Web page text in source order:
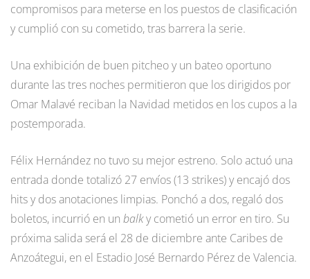
compromisos para meterse en los puestos de clasificación
y cumplió con su cometido, tras barrera la serie.
Una exhibición de buen pitcheo y un bateo oportuno
durante las tres noches permitieron que los dirigidos por
Omar Malavé reciban la Navidad metidos en los cupos a la
postemporada.
Félix Hernández no tuvo su mejor estreno. Solo actuó una
entrada donde totalizó 27 envíos (13 strikes) y encajó dos
hits y dos anotaciones limpias. Ponchó a dos, regaló dos
boletos, incurrió en un balky cometió un error en tiro. Su
próxima salida será el 28 de diciembre ante Caribes de
Anzoátegui, en el Estadio José Bernardo Pérez de Valencia.